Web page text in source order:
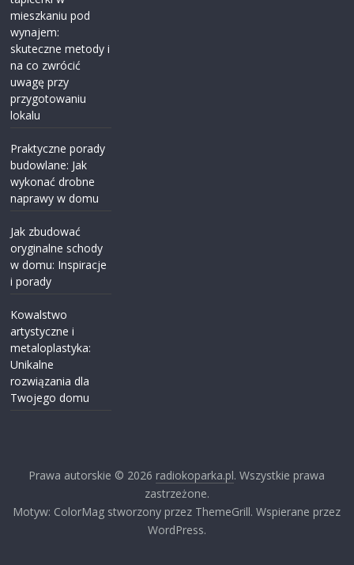
mieszkaniu pod
wynajem:
skuteczne metody i
na co zwrócić
uwagę przy
przygotowaniu
lokalu
Praktyczne porady
budowlane: Jak
wykonać drobne
naprawy w domu
Jak zbudować
oryginalne schody
w domu: Inspiracje
i porady
Kowalstwo
artystyczne i
metaloplastyka:
Unikalne
rozwiązania dla
Twojego domu
Prawa autorskie © 2026 radiokoparka.pl. Wszystkie prawa
zastrzeżone.
Motyw: ColorMag stworzony przez ThemeGrill. Wspierane przez
WordPress.